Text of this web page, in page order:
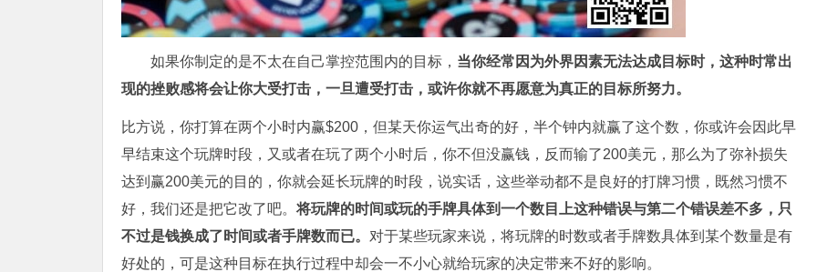
如果你制定的是不太在自己掌控范围内的目标， 当你经常因为外界因素无法达成目标时，这种时常出
现的挫败感将会让你大受打击，一旦遭受打击，或许你就不再愿意为真正的目标所努力。
比方说，你打算在两个小时内赢$200，但某天你运气出奇的好，半个钟内就赢了这个数，你或许会因此早
早结束这个玩牌时段，又或者在玩了两个小时后，你不但没赢钱，反而输了200美元，那么为了弥补损失
达到赢200美元的目的，你就会延长玩牌的时段，说实话，这些举动都不是良好的打牌习惯，既然习惯不
好，我们还是把它改了吧。将玩牌的时间或玩的手牌具体到一个数目上这种错误与第二个错误差不多，只
不过是钱换成了时间或者手牌数而已。 对于某些玩家来说，将玩牌的时数或者手牌数具体到某个数量是有
好处的，可是这种目标在执行过程中却会一不小心就给玩家的决定带来不好的影响。